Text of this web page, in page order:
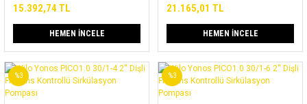
15.392,74 TL
HEMEN İNCELE
21.165,01 TL
HEMEN İNCELE
%3 %3